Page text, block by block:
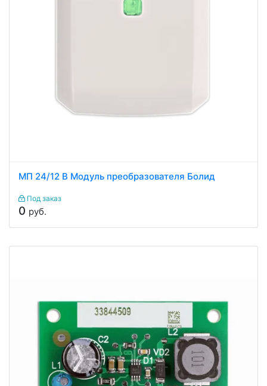
МП 24/12 В Модуль преобразователя Болид
Под заказ
0 руб.